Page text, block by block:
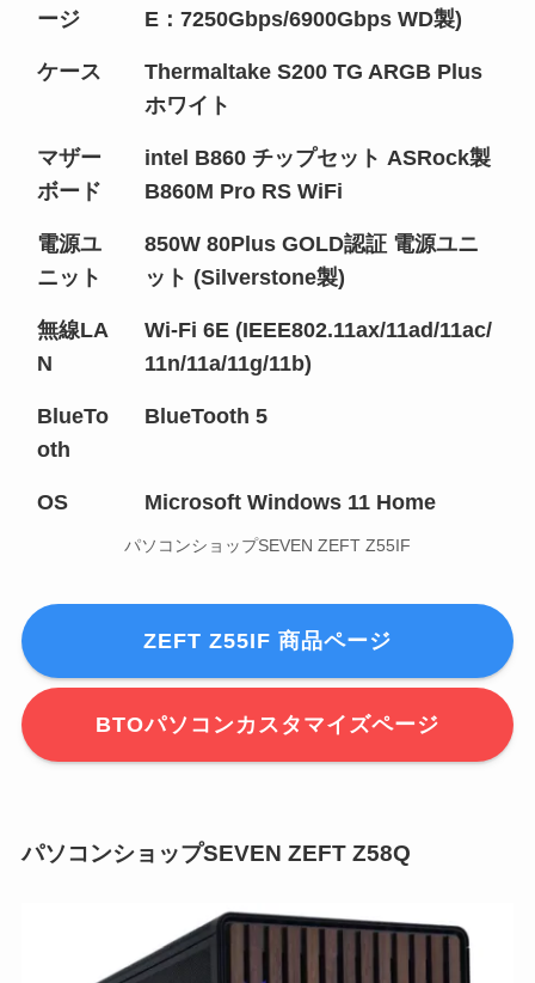
ージ
E：7250Gbps/6900Gbps WD製)
ケース
Thermaltake S200 TG ARGB Plus
ホワイト
マザー
ボード
intel B860 チップセット ASRock製
B860M Pro RS WiFi
電源ユ
ニット
850W 80Plus GOLD認証 電源ユニ
ット (Silverstone製)
無線LA
N
Wi-Fi 6E (IEEE802.11ax/11ad/11ac/
11n/11a/11g/11b)
BlueTo
oth
BlueTooth 5
OS Microsoft Windows 11 Home
パソコンショップSEVEN ZEFT Z55IF
ZEFT Z55IF 商品ページ
BTOパソコンカスタマイズページ
パソコンショップSEVEN ZEFT Z58Q